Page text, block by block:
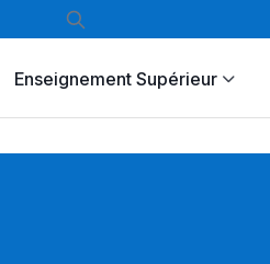
Enseignement Supérieur